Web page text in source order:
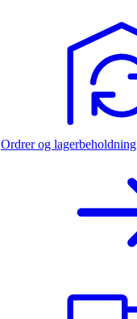
Ordrer og lagerbeholdning